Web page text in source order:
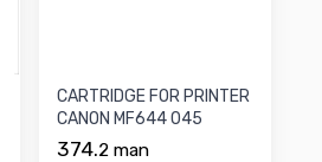
CARTRIDGE FOR PRINTER
CANON MF644 045
BLACK
374.2 man